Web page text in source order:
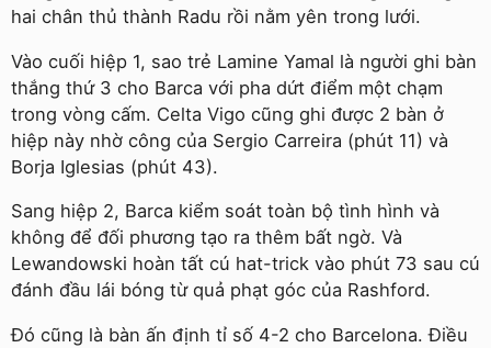
hai chân thủ thành Radu rồi nằm yên trong lưới.
Vào cuối hiệp 1, sao trẻ Lamine Yamal là người ghi bàn
thắng thứ 3 cho Barca với pha dứt điểm một chạm
trong vòng cấm. Celta Vigo cũng ghi được 2 bàn ở
hiệp này nhờ công của Sergio Carreira (phút 11) và
Borja Iglesias (phút 43).
Sang hiệp 2, Barca kiểm soát toàn bộ tình hình và
không để đối phương tạo ra thêm bất ngờ. Và
Lewandowski hoàn tất cú hat-trick vào phút 73 sau cú
đánh đầu lái bóng từ quả phạt góc của Rashford.
Đó cũng là bàn ấn định tỉ số 4-2 cho Barcelona. Điều